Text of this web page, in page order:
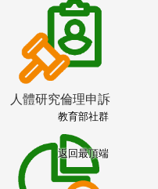
人體研究倫理申訴
教育部社群
返回最頂端